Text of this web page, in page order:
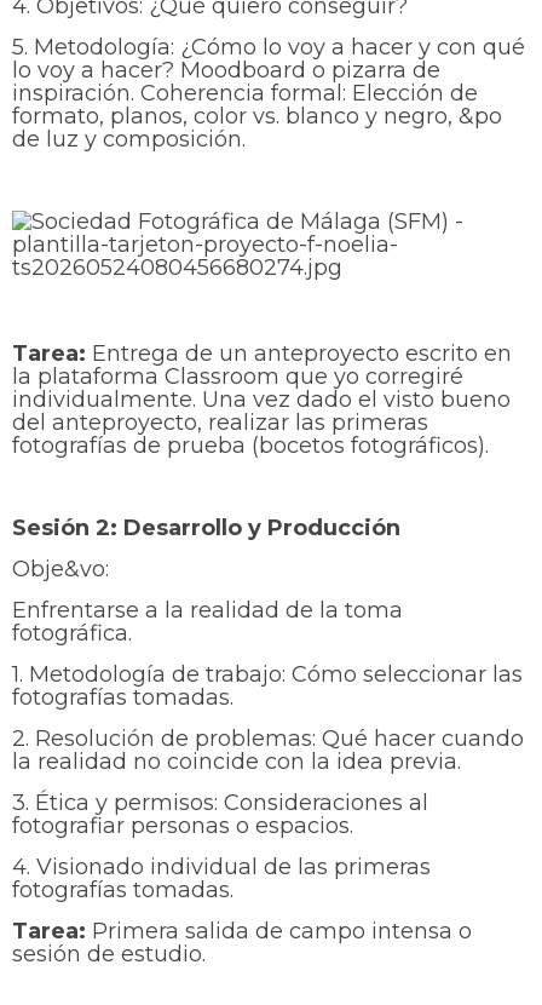
4. Objetivos: ¿Qué quiero conseguir?
5. Metodología: ¿Cómo lo voy a hacer y con qué
lo voy a hacer? Moodboard o pizarra de
inspiración. Coherencia formal: Elección de
formato, planos, color vs. blanco y negro, &po
de luz y composición.
Tarea: Entrega de un anteproyecto escrito en
la plataforma Classroom que yo corregiré
individualmente. Una vez dado el visto bueno
del anteproyecto, realizar las primeras
fotografías de prueba (bocetos fotográficos).
Sesión 2: Desarrollo y Producción
Obje&vo:
Enfrentarse a la realidad de la toma
fotográfica.
1. Metodología de trabajo: Cómo seleccionar las
fotografías tomadas.
2. Resolución de problemas: Qué hacer cuando
la realidad no coincide con la idea previa.
3. Ética y permisos: Consideraciones al
fotografiar personas o espacios.
4. Visionado individual de las primeras
fotografías tomadas.
Tarea: Primera salida de campo intensa o
sesión de estudio.